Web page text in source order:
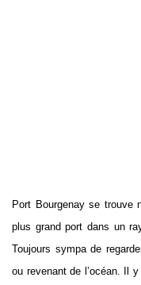
Port Bourgenay se trouve
plus grand port dans un
Toujours sympa de
ou revenant de l’océan. Il